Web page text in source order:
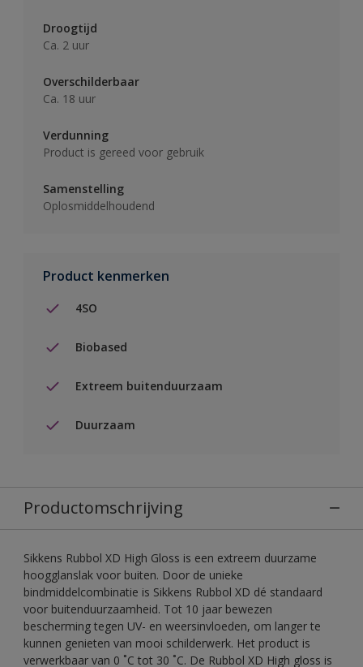
Droogtijd
Ca. 2 uur
Overschilderbaar
Ca. 18 uur
Verdunning
Product is gereed voor gebruik
Samenstelling
Oplosmiddelhoudend
Product kenmerken
4SO
Biobased
Extreem buitenduurzaam
Duurzaam
Productomschrijving
Sikkens Rubbol XD High Gloss is een extreem duurzame
hoogglanslak voor buiten. Door de unieke
bindmiddelcombinatie is Sikkens Rubbol XD dé standaard
voor buitenduurzaamheid. Tot 10 jaar bewezen
bescherming tegen UV- en weersinvloeden, om langer te
kunnen genieten van mooi schilderwerk. Het product is
verwerkbaar van 0 ˚C tot 30 ˚C. De Rubbol XD High gloss is